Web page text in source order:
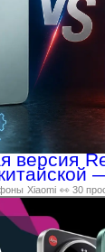
версия
Xiaomi 👀 30